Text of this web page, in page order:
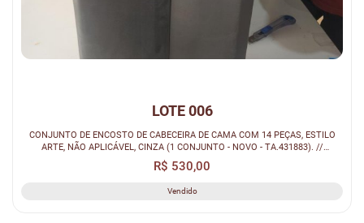
LOTE 006
CONJUNTO DE ENCOSTO DE CABECEIRA DE CAMA COM 14 PEÇAS, ESTILO
ARTE, NÃO APLICÁVEL, CINZA (1 CONJUNTO - NOVO - TA.431883). //
ESPELHO, -, -, ...
R$ 530,00
Vendido